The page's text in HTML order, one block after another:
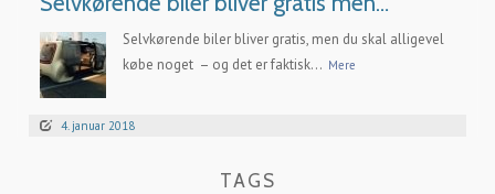
Selvkørende biler bliver gratis, men du skal alligevel
købe noget – og det er faktisk... Mere
4. januar 2018
TAGS